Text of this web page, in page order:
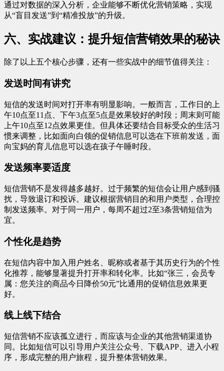
通过对数据的深入分析，企业能够不断优化营销策略，实现
从“盲目发送”到“精准投放”的升级。
六、实战建议：提升短信营销效果的秘诀
除了以上五个核心步骤，还有一些实战中的细节值得关注：
发送时间有讲究
短信的发送时间对打开率有明显影响。一般而言，工作日的上
午10点至11点、下午3点至5点是效果较好的时段；周末则可能
上午10点至12点效果更佳。但具体还要结合目标受众的生活习
惯来调整，比如面向白领的促销信息可以选在下班前发送，面
向宝妈的育儿信息可以选在孩子午睡时段。
发送频率要适度
短信营销不是发得越多越好。过于频繁的短信会让用户感到骚
扰，导致退订和投诉。建议根据营销目的和用户类型，合理控
制发送频率。对于同一用户，每周不超过2至3条营销短信为
宜。
个性化是趋势
在短信内容中加入用户姓名、昵称或者基于其历史行为的个性
化推荐，能够显著提升打开率和转化率。比如“张三，会员专
属：您关注的商品今日降价50元”比通用的促销信息效果更
好。
线上线下结合
短信营销不应该孤立进行，而应该与企业的其他营销渠道协
同。比如短信可以引导用户关注公众号、下载APP、进入小程
序，形成完整的用户旅程，提升整体营销效果。